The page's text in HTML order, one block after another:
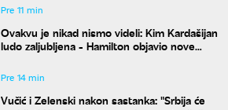
Pre 11 min
Ovakvu je nikad nismo videli: Kim Kardašijan
ludo zaljubljena - Hamilton objavio nove
Pre 14 min
Vučić i Zelenski nakon sastanka: "Srbija će